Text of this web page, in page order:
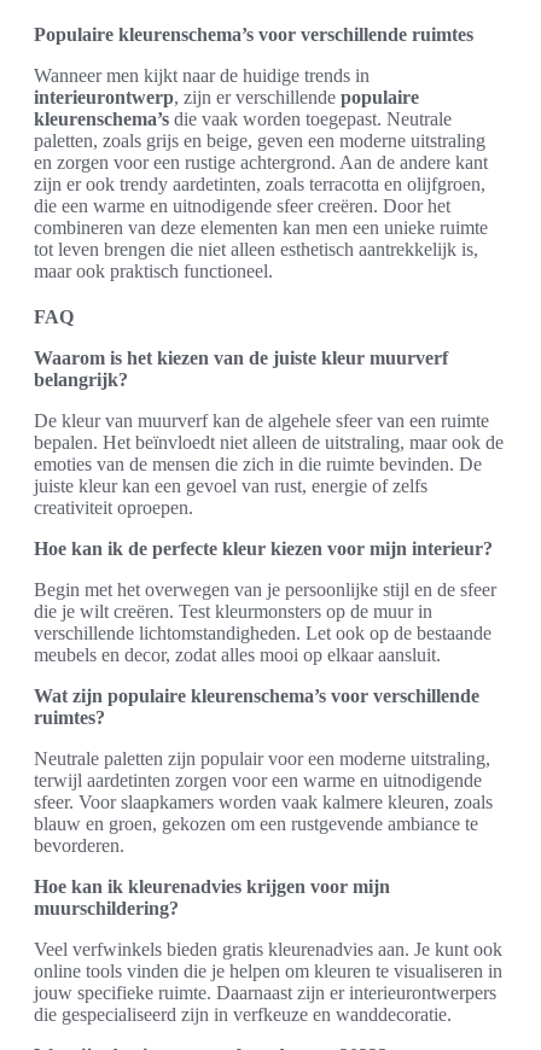
Populaire kleurenschema’s voor verschillende ruimtes
Wanneer men kijkt naar de huidige trends in
interieurontwerp, zijn er verschillende populaire
kleurenschema’s die vaak worden toegepast. Neutrale
paletten, zoals grijs en beige, geven een moderne uitstraling
en zorgen voor een rustige achtergrond. Aan de andere kant
zijn er ook trendy aardetinten, zoals terracotta en olijfgroen,
die een warme en uitnodigende sfeer creëren. Door het
combineren van deze elementen kan men een unieke ruimte
tot leven brengen die niet alleen esthetisch aantrekkelijk is,
maar ook praktisch functioneel.
FAQ
Waarom is het kiezen van de juiste kleur muurverf
belangrijk?
De kleur van muurverf kan de algehele sfeer van een ruimte
bepalen. Het beïnvloedt niet alleen de uitstraling, maar ook de
emoties van de mensen die zich in die ruimte bevinden. De
juiste kleur kan een gevoel van rust, energie of zelfs
creativiteit oproepen.
Hoe kan ik de perfecte kleur kiezen voor mijn interieur?
Begin met het overwegen van je persoonlijke stijl en de sfeer
die je wilt creëren. Test kleurmonsters op de muur in
verschillende lichtomstandigheden. Let ook op de bestaande
meubels en decor, zodat alles mooi op elkaar aansluit.
Wat zijn populaire kleurenschema’s voor verschillende
ruimtes?
Neutrale paletten zijn populair voor een moderne uitstraling,
terwijl aardetinten zorgen voor een warme en uitnodigende
sfeer. Voor slaapkamers worden vaak kalmere kleuren, zoals
blauw en groen, gekozen om een rustgevende ambiance te
bevorderen.
Hoe kan ik kleurenadvies krijgen voor mijn
muurschildering?
Veel verfwinkels bieden gratis kleurenadvies aan. Je kunt ook
online tools vinden die je helpen om kleuren te visualiseren in
jouw specifieke ruimte. Daarnaast zijn er interieurontwerpers
die gespecialiseerd zijn in verfkeuze en wanddecoratie.